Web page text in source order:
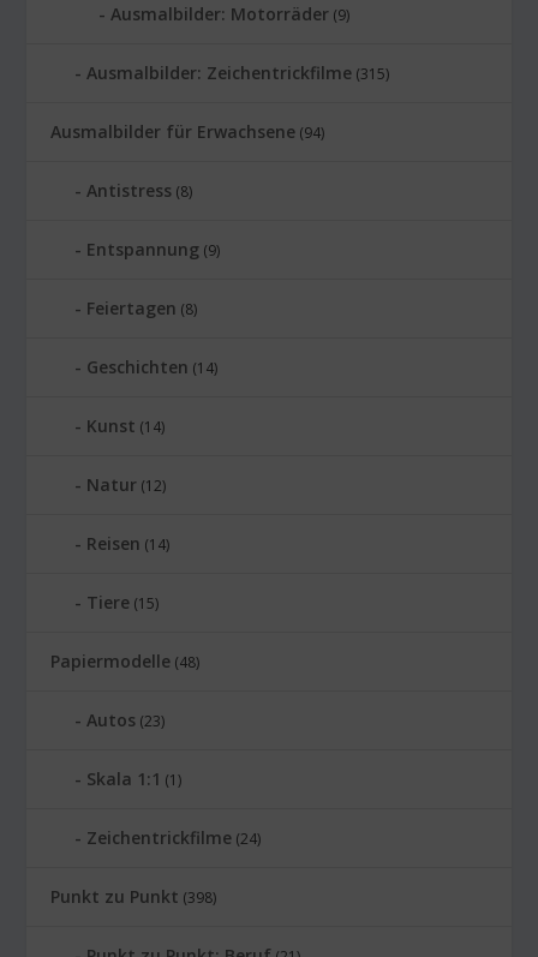
Ausmalbilder: Motorräder (9)
Ausmalbilder: Zeichentrickfilme (315)
Ausmalbilder für Erwachsene (94)
Antistress (8)
Entspannung (9)
Feiertagen (8)
Geschichten (14)
Kunst (14)
Natur (12)
Reisen (14)
Tiere (15)
Papiermodelle (48)
Autos (23)
Skala 1:1 (1)
Zeichentrickfilme (24)
Punkt zu Punkt (398)